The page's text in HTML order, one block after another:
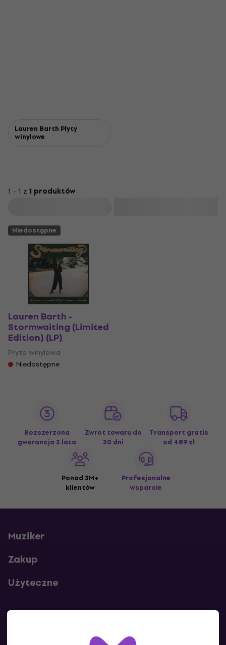
Lauren Barth Płyty
winylowe
1 - 1 z 1 produktów
Niedostępne
Lauren Barth -
Stormwaiting (Limited
Edition) (LP)
Płyta winylowa
Niedostępne
Rozszerzona
gwarancja 3 lata
Zwrot towaru do
30 dni
Transport gratis
od 489 zł
Ponad 3M+
klientów
Profesjonalne
wsparcie
Muziker
Zakup
Użyteczne